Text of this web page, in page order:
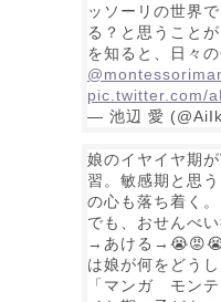
ッソーリの世界
る？と思うこと
を知ると、日々
pic.twitter.com/
— 池辺 愛
娘のイヤイヤ期
習。敏感期と思
の心も落ち着く。
でも、おせんべ
→あける
は娘が何をどう
「マンガ モン